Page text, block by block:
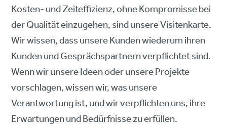
Kosten- und Zeiteffizienz, ohne Kompromisse bei
der Qualität einzugehen, sind unsere Visitenkarte.
Wir wissen, dass unsere Kunden wiederum ihren
Kunden und Gesprächspartnern verpflichtet sind.
Wenn wir unsere Ideen oder unsere Projekte
vorschlagen, wissen wir, was unsere
Verantwortung ist, und wir verpflichten uns, ihre
Erwartungen und Bedürfnisse zu erfüllen.